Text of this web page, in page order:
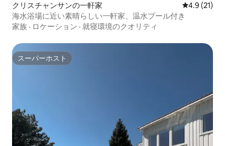
クリスチャンサンの一軒家 レビュー21
4.9 (21)
海水浴場に近い素晴らしい一軒家、温水プール付き
家族 · ロケーション · 就寝環境のクオリティ
スーパーホスト
スーパーホスト